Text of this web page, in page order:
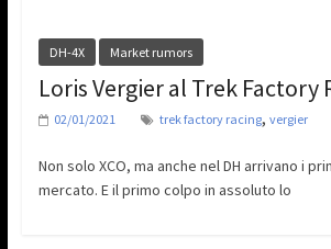
DH-4X Market rumors
Loris Vergier al Trek Factory
02/01/2021 trek factory racing, vergier
Non solo XCO, ma anche nel DH arrivano i
mercato. E il primo colpo in assoluto lo